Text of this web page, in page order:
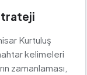
Kurtuluş
kelimeleri
zamanlaması,